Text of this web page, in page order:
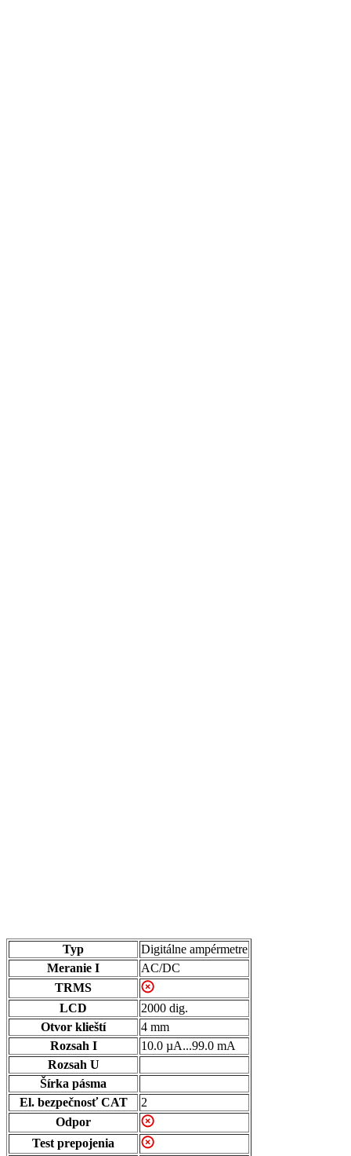
Typ
Digitálne ampérmetre
Meranie I
AC/DC
TRMS
LCD
2000 dig.
Otvor klieští
4 mm
Rozsah I
10.0 µA...99.0 mA
Rozsah U
Šírka pásma
El. bezpečnosť CAT
2
Odpor
Test prepojenia